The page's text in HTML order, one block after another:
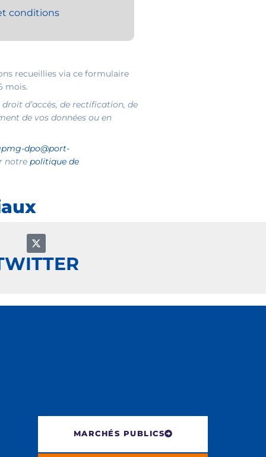
conditions
recueillies via ce formulaire
mois.
d’accès, de rectification, de
de vos données ou en
dpo@port-
notrepolitique de
MARCHÉS PUBLICS